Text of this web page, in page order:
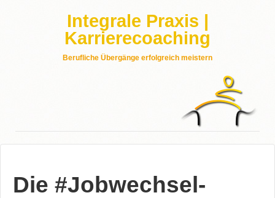
Integrale Praxis |
Karrierecoaching
Berufliche Übergänge erfolgreich meistern
Die #Jobwechsel-